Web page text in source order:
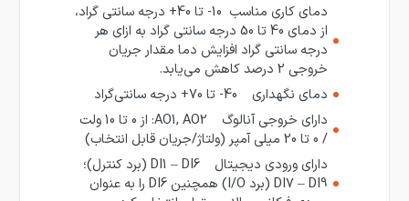
دمای کاری مناسب 10- تا 40+ درجه سانتی گراد،
از دمای 40 تا 50 درجه سانتی گراد به ازای هر
درجه سانتی گراد افزایش دما مقدار جریان
خروجی 2 درصد کاهش می‌یابد.
دمای نگهداری 40- تا 70+ درجه سانتی‌گراد
دارای خروجی آنالوگ AO1, AO2: از 0 تا 10 ولت
/ 0 تا 20 میلی آمپر (ولتاژ/جریان قابل انتخاب)
دارای ورودی دیجیتال DI1 – DI6 (برد کنترل)؛
DI7 – DI9 (برد I/O) همچنین DI6 را به عنوان